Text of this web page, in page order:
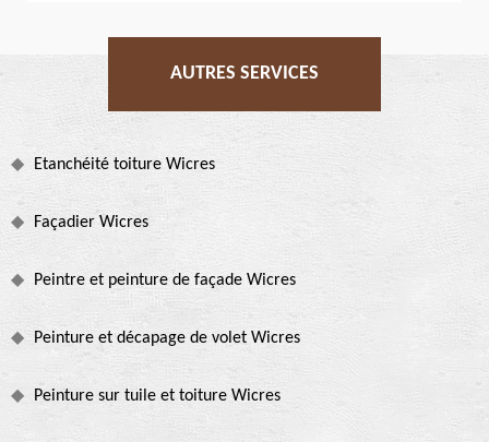
AUTRES SERVICES
Etanchéité toiture Wicres
Façadier Wicres
Peintre et peinture de façade Wicres
Peinture et décapage de volet Wicres
Peinture sur tuile et toiture Wicres